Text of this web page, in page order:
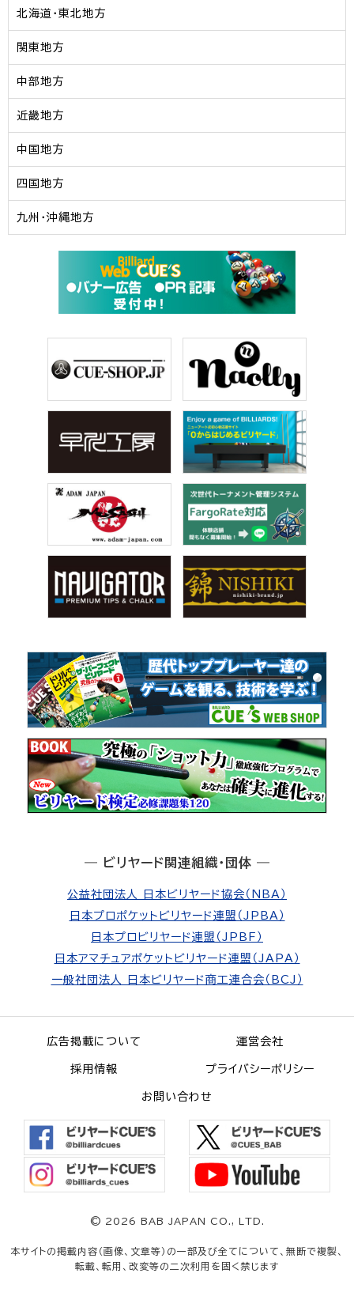
北海道・東北地方
関東地方
中部地方
近畿地方
中国地方
四国地方
九州・沖縄地方
― ビリヤード関連組織・団体 ―
公益社団法人 日本ビリヤード協会（NBA）
日本プロポケットビリヤード連盟（JPBA）
日本プロビリヤード連盟（JPBF）
日本アマチュアポケットビリヤード連盟（JAPA）
一般社団法人 日本ビリヤード商工連合会（BCJ）
広告掲載について 運営会社
採用情報 プライバシーポリシー
お問い合わせ
© 2026 BAB JAPAN CO., LTD.
本サイトの掲載内容（画像、文章等）の一部及び全てについて、無断で複製、
転載、転用、改変等の二次利用を固く禁じます